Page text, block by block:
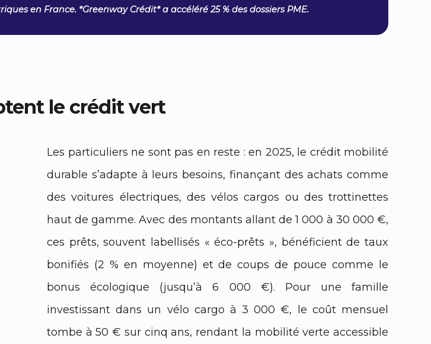
en France. *Greenway Crédit* a accéléré 25 % des dossiers PME.
le crédit vert
Les particuliers ne sont pas en reste : en 2025, le crédit mobilité
durable s’adapte à leurs besoins, finançant des achats comme
des voitures électriques, des vélos cargos ou des trottinettes
haut de gamme. Avec des montants allant de 1 000 à 30 000 €,
ces prêts, souvent labellisés « éco-prêts », bénéficient de taux
bonifiés (2 % en moyenne) et de coups de pouce comme le
bonus écologique (jusqu’à 6 000 €). Pour une famille
investissant dans un vélo cargo à 3 000 €, le coût mensuel
tombe à 50 € sur cinq ans, rendant la mobilité verte accessible